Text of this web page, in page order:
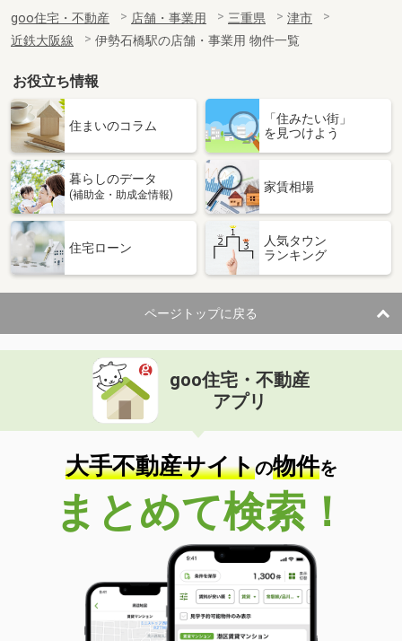
goo住宅・不動産 店舗・事業用 三重県
津市
近鉄大阪線
伊勢石橋駅の店舗・事業用 物件一覧
お役立ち情報
住まいのコラム
「住みたい街」
を見つけよう
暮らしのデータ
(補助金・助成金情報)
家賃相場
住宅ローン
人気タウン
ランキング
ページトップに戻る
goo住宅・不動産
アプリ
大手不動産サイトの物件を
まとめて検索！